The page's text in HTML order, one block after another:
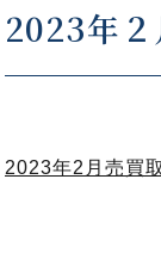
2023年２
2023年2月売買